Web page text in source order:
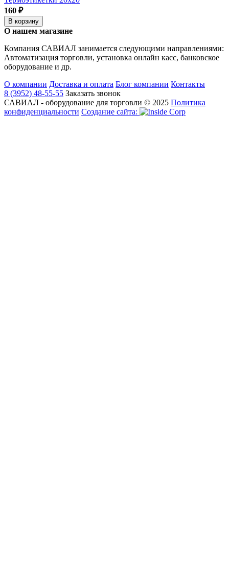
160 ₽
В корзину
О нашем магазине
Компания САВИАЛ занимается следующими направлениями:
Автоматизация торговли, установка онлайн касс, банковское
оборудование и др.
О компании Доставка и оплата Блог компании Контакты
8 (3952) 48-55-55 Заказать звонок
САВИАЛ - оборудование для торговли © 2025 Политика
конфиденциальности Создание cайта: